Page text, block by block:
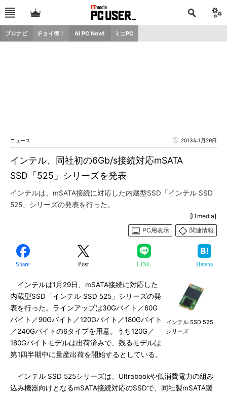
プロナビ チョイ得！ AI PC Now! ミニPC
ニュース 2013年1月29日
インテル、同社初の6Gb/s接続対応mSATA
SSD「525」シリーズを発表
インテルは、mSATA接続に対応した内蔵型SSD「インテル SSD
525」シリーズの発表を行った。
[ITmedia]
PC用表示
関連情報
Share Post LINE Hatena
インテル SSD 525
シリーズ
インテルは1月29日、mSATA接続に対応した
内蔵型SSD「インテル SSD 525」シリーズの発
表を行った。ラインアップは30Gバイト／60G
バイト／90Gバイト／120Gバイト／180Gバイト
／240Gバイトの6タイプを用意。うち120G／
180Gバイトモデルは出荷済みで、残るモデルは
第1四半期中に量産出荷を開始するとしている。
インテル SSD 525シリーズは、Ultrabookや低消費電力の組み
込み機器向けとなるmSATA接続対応のSSDで、同社製mSATA製